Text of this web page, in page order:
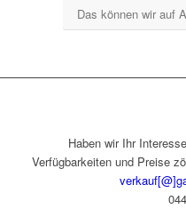
Das können wir auf
Haben wir Ihr
Verfügbarkeiten und Preise